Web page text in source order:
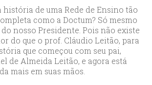
história de uma Rede de Ensino tão
como a Doctum? Só mesmo
nosso Presidente. Pois não existe
do que o prof. Cláudio Leitão, para
que começou com seu pai,
de Almeida Leitão, e agora está
mais em suas mãos.